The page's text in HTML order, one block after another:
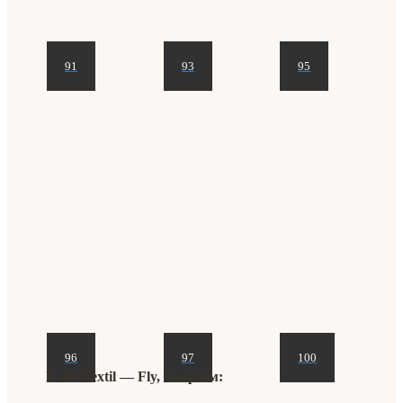
91 93 95
96 97 100
Exim Textil ― Fly, шкірзам: